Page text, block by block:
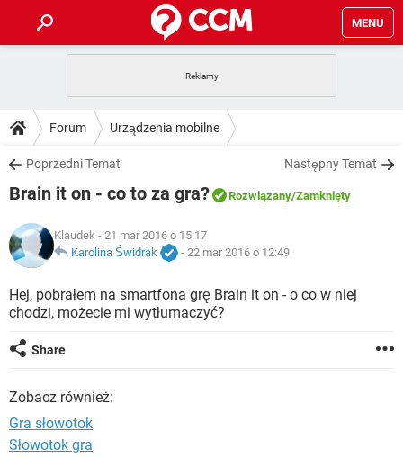
MENU
GRY WHATSAPP
SPOTIFY
INSTAGRAM FACEBOOK
WINDOWS 10
PORADY
PlayStation TIKTOK
INSTAGRAM
WINDOWS 10
DO POBRANIA
ANDROID TIKTOK
GRY
IOS NETFLIX
INSTAGRAM FACEBOOK
WINDOWS 10
COVID-19
GRY
SPOTIFY NETFLIX
ARTYKUŁY
COVID-19 TIKTOK
GRY WHATSAPP
SPOTIFY
Forum Urządzenia mobilne
Poprzedni Temat Następny Temat
Brain it on - co to za gra? Rozwiązany/Zamknięty
Klaudek - 21 mar 2016 o 15:17
Karolina Świdrak
- 22 mar 2016 o 12:49
Hej, pobrałem na smartfona grę Brain it on - o co w niej
chodzi, możecie mi wytłumaczyć?
Share
Zobacz również:
Gra słowotok
Słowotok gra